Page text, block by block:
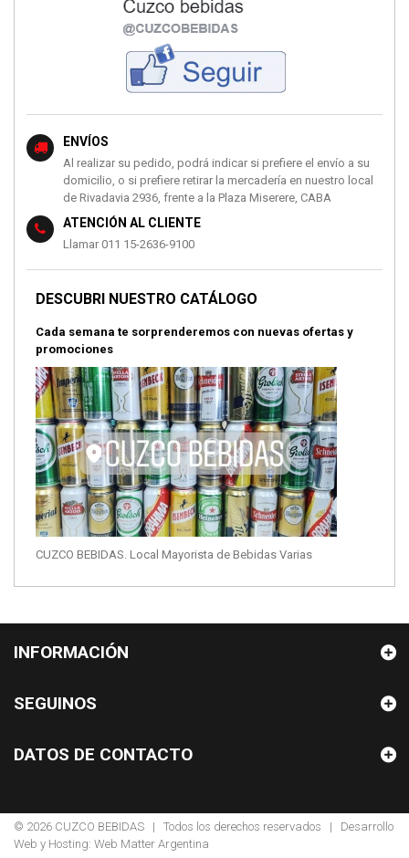
ENVÍOS
Al realizar su pedido, podrá indicar si prefiere el envío a su
domicilio, o si prefiere retirar la mercadería en nuestro local
de Rivadavia 2936, frente a la Plaza Miserere, CABA
ATENCIÓN AL CLIENTE
Llamar 011 15-2636-9100
DESCUBRI NUESTRO CATÁLOGO
Cada semana te sorprenderemos con nuevas ofertas y
promociones
CUZCO BEBIDAS. Local Mayorista de Bebidas Varias
INFORMACIÓN
© 2026 CUZCO BEBIDAS | Todos los derechos reservados | Desarrollo
Web y Hosting: Web Matter Argentina
SEGUINOS
DATOS DE CONTACTO